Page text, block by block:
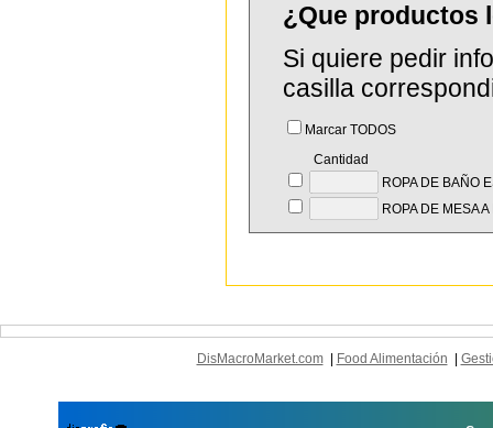
¿Que productos
Si quiere pedir
casilla
Marcar TODOS
Cantidad
ROPA DE BAÑO
ROPA DE MESA
DisMacroMarket.com| Food Alimentación